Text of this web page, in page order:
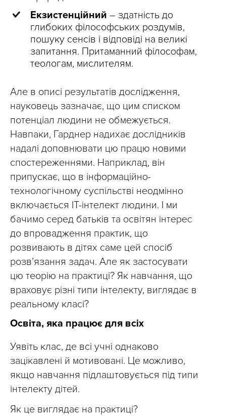
Екзистенційний – здатність до
глибоких філософських роздумів,
пошуку сенсів і відповіді на великі
запитання. Притаманний філософам,
теологам, мислителям.
Але в описі результатів дослідження,
науковець зазначає, що цим списком
потенціал людини не обмежується.
Навпаки, Гарднер надихає дослідників
надалі доповнювати цю працю новими
спостереженнями. Наприклад, він
припускає, що в інформаційно-
технологічному суспільстві неодмінно
включається ІТ-інтелект людини. І ми
бачимо серед батьків та освітян інтерес
до впровадження практик, що
розвивають в дітях саме цей спосіб
розв’язання задач. Але як застосувати
цю теорію на практиці? Як навчання, що
враховує різні типи інтелекту, виглядає в
реальному класі?
Освіта, яка працює для всіх
Уявіть клас, де всі учні однаково
зацікавлені й мотивовані. Це можливо,
якщо навчання підлаштовується під типи
інтелекту дітей.
Як це виглядає на практиці?